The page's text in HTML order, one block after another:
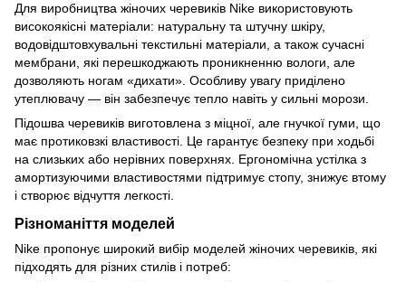
Для виробництва жіночих черевиків Nike використовують
високоякісні матеріали: натуральну та штучну шкіру,
водовідштовхувальні текстильні матеріали, а також сучасні
мембрани, які перешкоджають проникненню вологи, але
дозволяють ногам «дихати». Особливу увагу приділено
утеплювачу — він забезпечує тепло навіть у сильні морози.
Підошва черевиків виготовлена з міцної, але гнучкої гуми, що
має протиковзкі властивості. Це гарантує безпеку при ходьбі
на слизьких або нерівних поверхнях. Ергономічна устілка з
амортизуючими властивостями підтримує стопу, знижує втому
і створює відчуття легкості.
Різноманіття моделей
Nike пропонує широкий вибір моделей жіночих черевиків, які
підходять для різних стилів і потреб: